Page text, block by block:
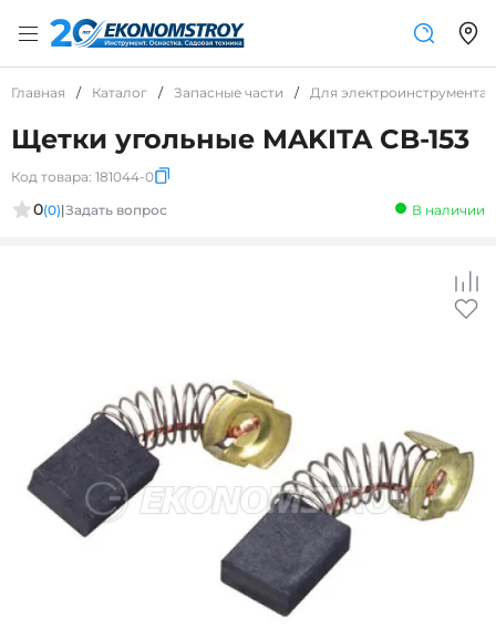
Главная / Каталог / Запасные части / Для электроинструмента
Щетки угольные MAKITA CB-153
Код товара: 181044-0
0(0)|Задать вопрос В наличии